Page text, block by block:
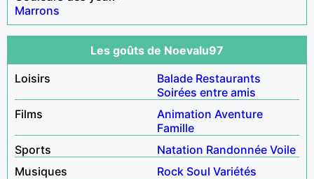
Marrons
Les goûts de Noevalu97
Loisirs
Balade Restaurants
Soirées entre amis
Films
Animation Aventure
Famille
Sports
Natation Randonnée Voile
Musiques
Rock Soul Variétés